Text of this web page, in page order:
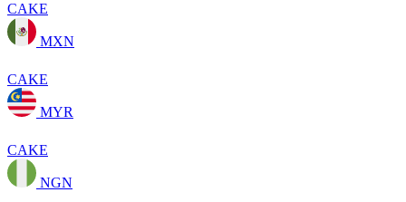
CAKE
MXN
CAKE
MYR
CAKE
NGN